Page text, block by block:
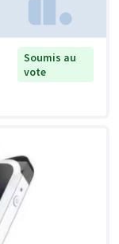
Soumis au
vote